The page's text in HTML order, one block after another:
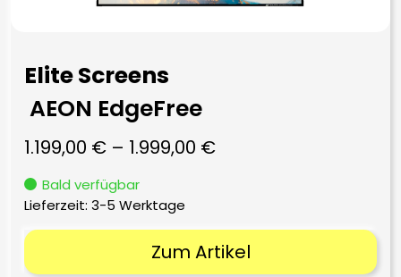
Elite Screens
AEON EdgeFree
1.199,00 € – 1.999,00 €
Bald verfügbar
Lieferzeit: 3-5 Werktage
Zum Artikel